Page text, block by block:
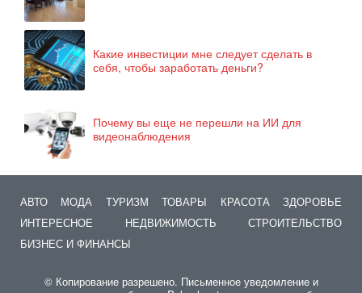
Какие инвестиции мне следует сделать в
себя, чтобы заработать деньги?
Почему вы еще не перешли на ИИ для
видеонаблюдения
АВТО МОДА ТУРИЗМ ТОВАРЫ КРАСОТА
ЗДОРОВЬЕ
ИНТЕРЕСНОЕ
НЕДВИЖИМОСТЬ
СТРОИТЕЛЬСТВО
БИЗНЕС И ФИНАНСЫ
© Копирование разрешено. Письменное уведомление и